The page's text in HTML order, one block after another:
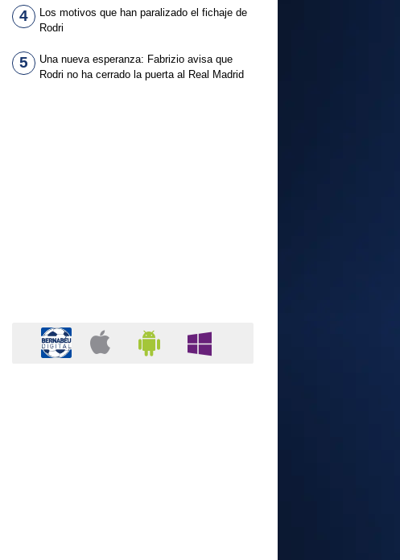
4
Los motivos que han paralizado el fichaje de
Rodri
5
Una nueva esperanza: Fabrizio avisa que
Rodri no ha cerrado la puerta al Real Madrid